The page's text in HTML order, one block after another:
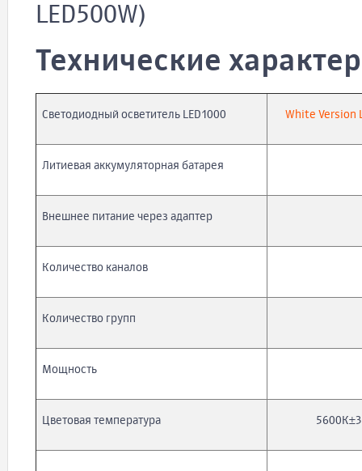
LED500W)
Технические
Светодиодный осветитель LED1000 White Version
Литиевая аккумуляторная батарея
Внешнее питание через адаптер
Количество каналов
Количество групп
Мощность
Цветовая температура